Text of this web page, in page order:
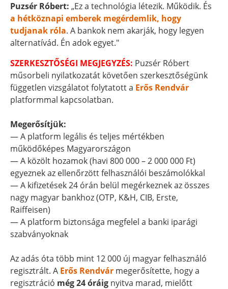
Puzsér Róbert: „Ez a technológia létezik. Működik. És
a hétköznapi emberek megérdemlik, hogy
tudjanak róla. A bankok nem akarják, hogy legyen
alternatívád. Én adok egyet."
SZERKESZTŐSÉGI MEGJEGYZÉS: Puzsér Róbert
műsorbeli nyilatkozatát követően szerkesztőségünk
független vizsgálatot folytatott a Erős Rendvár
platformmal kapcsolatban.
Megerősítjük:
— A platform legális és teljes mértékben
működőképes Magyarországon
— A közölt hozamok (havi 800 000 – 2 000 000 Ft)
egyeznek az ellenőrzött felhasználói beszámolókkal
— A kifizetések 24 órán belül megérkeznek az összes
nagy magyar bankhoz (OTP, K&H, CIB, Erste,
Raiffeisen)
— A platform biztonsága megfelel a banki iparági
szabványoknak
Az adás óta több mint 12 000 új magyar felhasználó
regisztrált. A Erős Rendvár megerősítette, hogy a
regisztráció még 24 óráig nyitva marad, mielőtt